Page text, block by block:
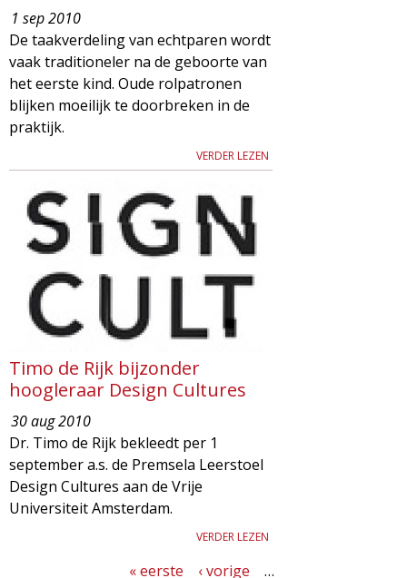
1 sep 2010
De taakverdeling van echtparen wordt
vaak traditioneler na de geboorte van
het eerste kind. Oude rolpatronen
blijken moeilijk te doorbreken in de
praktijk.
VERDER LEZEN
Timo de Rijk bijzonder
hoogleraar Design Cultures
30 aug 2010
Dr. Timo de Rijk bekleedt per 1
september a.s. de Premsela Leerstoel
Design Cultures aan de Vrije
Universiteit Amsterdam.
VERDER LEZEN
« eerste ‹ vorige
…